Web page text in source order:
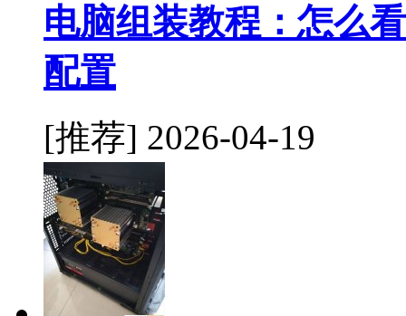
电脑组装教程：怎么
配置
[推荐] 2026-04-19